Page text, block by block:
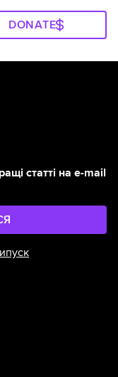
DONATE
статті на e-mail